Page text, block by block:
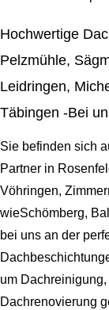
Hochwertige
Pelzmühle,
Leidringen,
Täbingen -Bei
Sie befinden sich
Partner in
Vöhringen,
wieSchömberg,
bei uns an der
um
Dachrenovierung